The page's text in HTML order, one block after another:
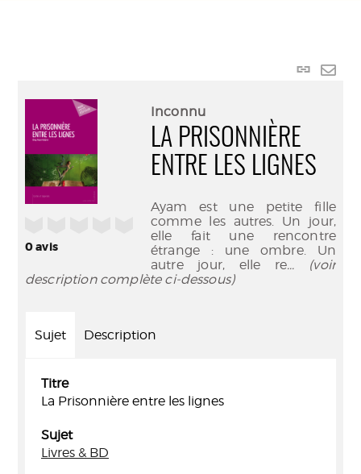
Lien
0avis
Inconnu
LA PRISONNIÈRE
ENTRE LES LIGNES
Ayam est une petite fille
comme les autres. Un jour,
elle fait une rencontre
étrange : une ombre. Un
autre jour, elle re... (voir
description complète ci-dessous)
Sujet Description
Titre
La Prisonnière entre les lignes
Sujet
Livres & BD